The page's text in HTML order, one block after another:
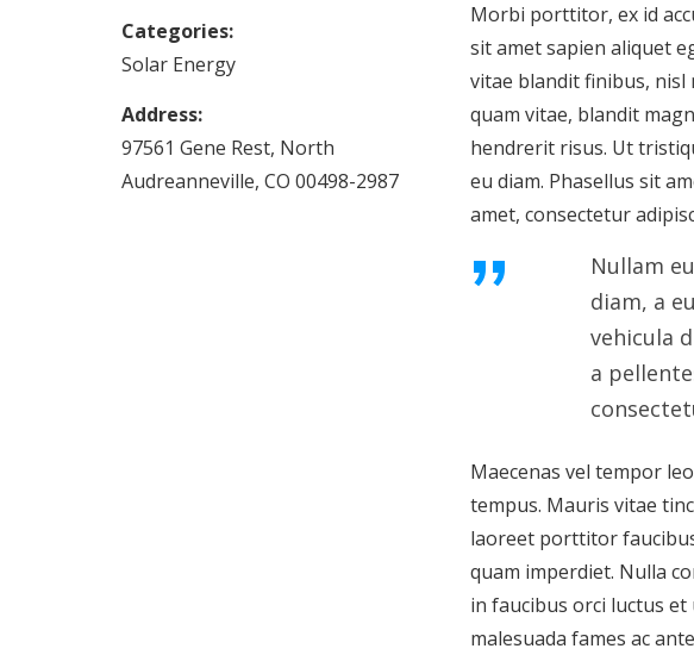
Categories:
Solar Energy
Address:
97561 Gene Rest, North
Audreanneville, CO 00498-2987
Morbi porttitor, ex id
sit amet sapien aliquet
vitae blandit finibus, nisl
quam vitae, blandit
hendrerit risus. Ut
eu diam. Phasellus sit
amet, consectetur
Nullam
diam, a
vehicula
a
Maecenas vel tempor
tempus. Mauris vitae
laoreet porttitor
quam imperdiet. Nulla
in faucibus orci luctus
malesuada fames ac